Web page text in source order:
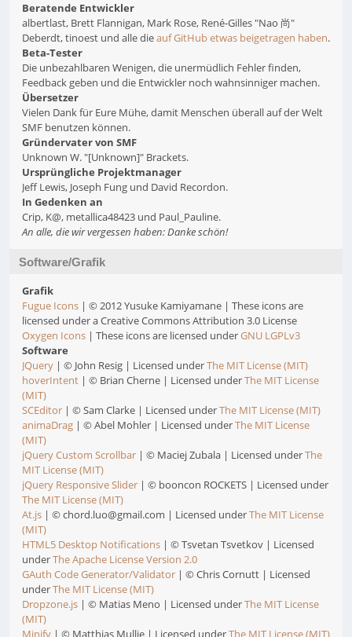
Beratende Entwickler
albertlast, Brett Flannigan, Mark Rose, René-Gilles "Nao 尚"
Deberdt, tinoest und alle dieauf GitHub etwas beigetragen haben.
Beta-Tester
Die unbezahlbaren Wenigen, die unermüdlich Fehler finden,
Feedback geben und die Entwickler noch wahnsinniger machen.
Übersetzer
Vielen Dank für Eure Mühe, damit Menschen überall auf der Welt
SMF benutzen können.
Gründervater von SMF
Unknown W. "[Unknown]" Brackets.
Ursprüngliche Projektmanager
Jeff Lewis, Joseph Fung und David Recordon.
In Gedenken an
Crip, K@, metallica48423 und Paul_Pauline.
An alle, die wir vergessen haben: Danke schön!
Software/Grafik
Grafik
Fugue Icons | © 2012 Yusuke Kamiyamane | These icons are
licensed under a Creative Commons Attribution 3.0 License
Oxygen Icons | These icons are licensed underGNU LGPLv3
Software
JQuery | © John Resig | Licensed underThe MIT License (MIT)
hoverIntent | © Brian Cherne | Licensed underThe MIT License
(MIT)
SCEditor | © Sam Clarke | Licensed underThe MIT License (MIT)
animaDrag | © Abel Mohler | Licensed underThe MIT License
(MIT)
jQuery Custom Scrollbar | © Maciej Zubala | Licensed underThe
MIT License (MIT)
jQuery Responsive Slider | © booncon ROCKETS | Licensed under
The MIT License (MIT)
At.js | © chord.luo@gmail.com | Licensed underThe MIT License
(MIT)
HTML5 Desktop Notifications | © Tsvetan Tsvetkov | Licensed
underThe Apache License Version 2.0
GAuth Code Generator/Validator | © Chris Cornutt | Licensed
underThe MIT License (MIT)
Dropzone.js | © Matias Meno | Licensed underThe MIT License
(MIT)
Minify | © Matthias Mullie | Licensed underThe MIT License (MIT)